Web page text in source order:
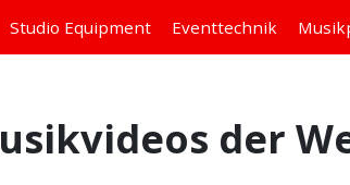
Studio Equipment Eventtechnik
der